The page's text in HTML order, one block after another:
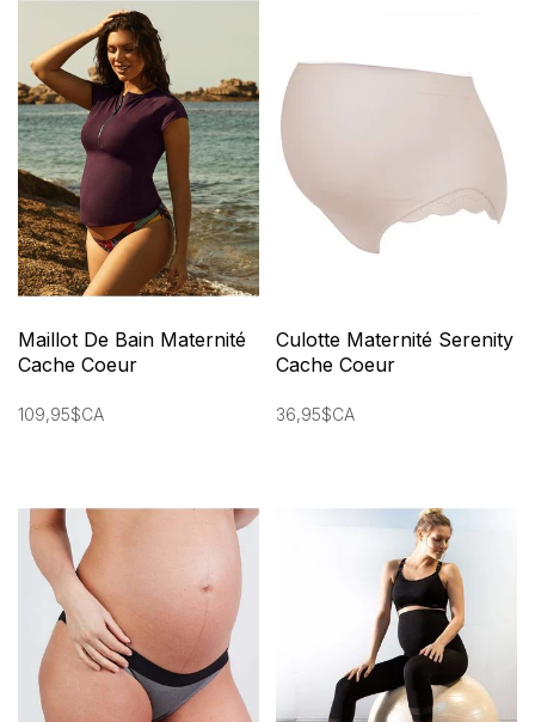
Maillot De Bain Maternité
Cache Coeur
109,95$CA
Culotte Maternité Serenity
Cache Coeur
36,95$CA